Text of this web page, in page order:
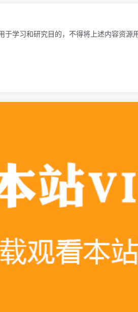
于学习和研究目的，不得将上述内容资源